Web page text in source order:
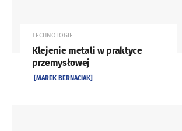
TECHNOLOGIE
Klejenie metali w praktyce
przemysłowej
[MAREK BERNACIAK]